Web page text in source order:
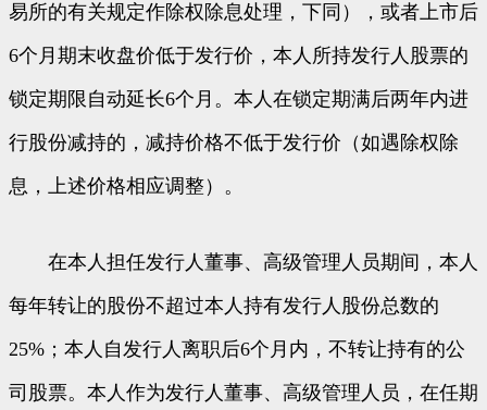
易所的有关规定作除权除息处理，下同），或者上市后
6个月期末收盘价低于发行价，本人所持发行人股票的
锁定期限自动延长6个月。本人在锁定期满后两年内进
行股份减持的，减持价格不低于发行价（如遇除权除
息，上述价格相应调整）。
在本人担任发行人董事、高级管理人员期间，本人
每年转让的股份不超过本人持有发行人股份总数的
25%；本人自发行人离职后6个月内，不转让持有的公
司股票。本人作为发行人董事、高级管理人员，在任期